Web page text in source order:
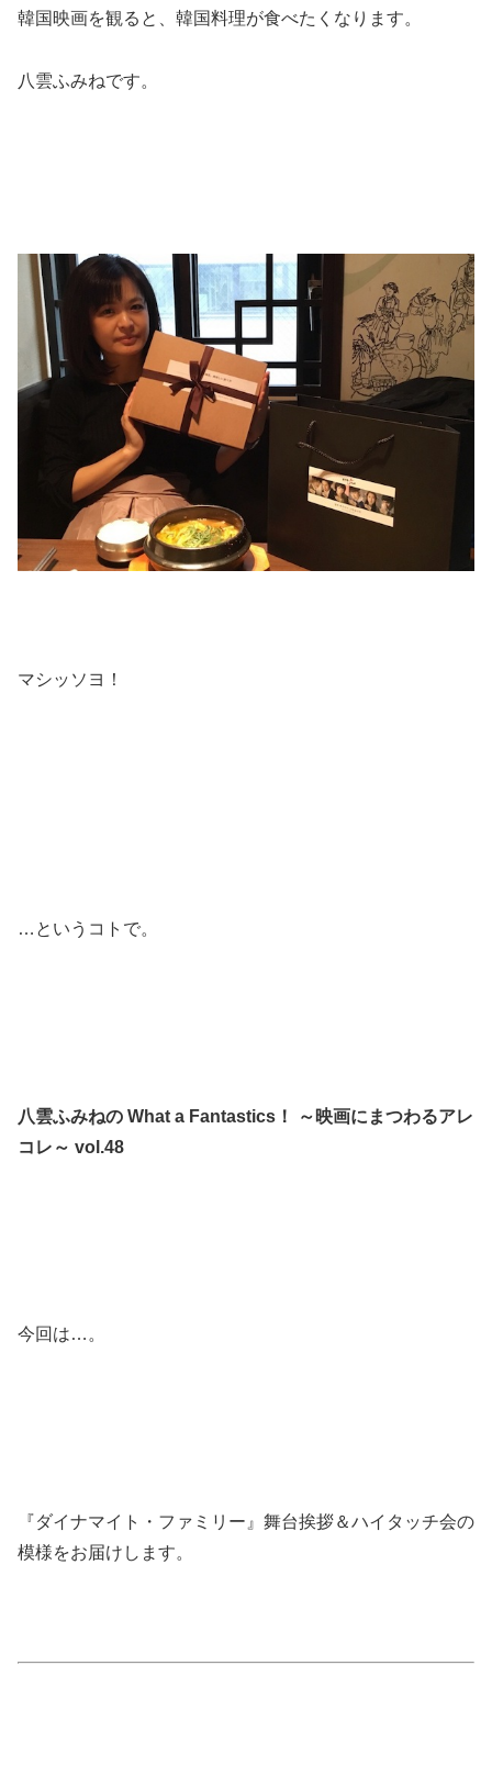
韓国映画を観ると、韓国料理が食べたくなります。
八雲ふみねです。
マシッソヨ！
…というコトで。
八雲ふみねの What a Fantastics！ ～映画にまつわるアレ
コレ～ vol.48
今回は…。
『ダイナマイト・ファミリー』舞台挨拶＆ハイタッチ会の
模様をお届けします。